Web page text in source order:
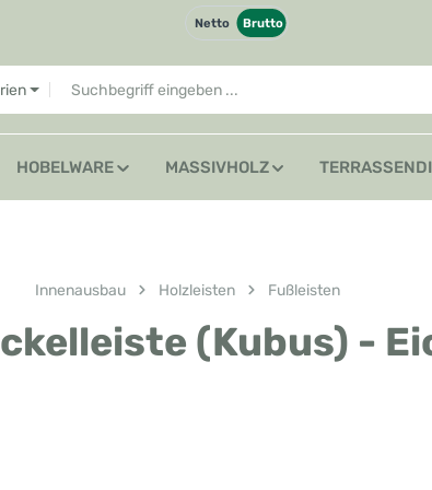
Netto Brutto
HOBELWARE MASSIVHOLZ
Innenausbau Holzleisten Fußleisten
(Kubus) -